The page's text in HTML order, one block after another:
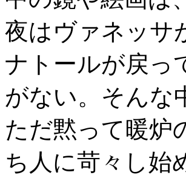
夜はヴァネッサ
ナトールが戻っ
がない。そんな
ただ黙って暖炉
ち人に苛々し始